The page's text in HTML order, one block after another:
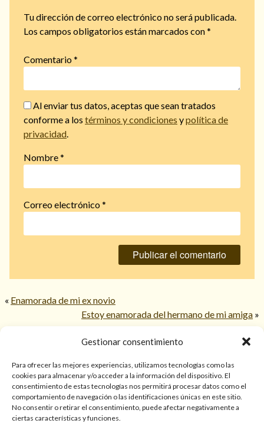
Gestionar consentimiento
Para ofrecer las mejores experiencias, utilizamos tecnologías como las
cookies para almacenar y/o acceder a la información del dispositivo. El
consentimiento de estas tecnologías nos permitirá procesar datos como el
comportamiento de navegación o las identificaciones únicas en este sitio.
No consentir o retirar el consentimiento, puede afectar negativamente a
ciertas características y funciones.
Tu dirección de correo electrónico no será publicada.
Los campos obligatorios están marcados con*
Comentario*
Al enviar tus datos, aceptas que sean tratados
conforme a los términos y condiciones ypolítica de
privacidad.
Nombre*
Correo electrónico*
« Enamorada de mi ex novio
Estoy enamorada del hermano de mi amiga »
Sólo para mayores de 18 años. Las lecturas de cartas, hechizos,
amarres, endulzamientos, videncias y predicciones tienen
finalidad de entretenimiento y/o ayuda personal. Estos